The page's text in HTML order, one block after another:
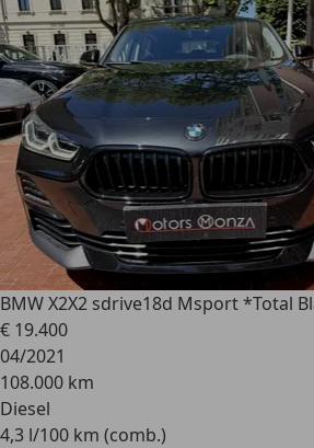
BMW X2X2 sdrive18d Msport *Total
€ 19.400
04/2021
108.000 km
Diesel
4,3 l/100 km (comb.)